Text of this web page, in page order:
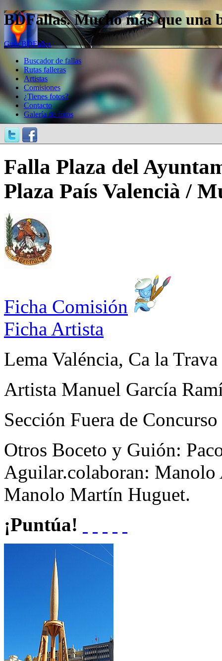
BDFallas. Mucho más que una
Guía BDFallas
Buscador de fallas
Rutas falleras
Artistas
Comisiones
¿Tienes fotos?
Contacto
Galería de fotos
Falla Plaza del
Plaza País Valencià /
Ficha Comisión
Ficha Artista
Lema Valéncia, Ca la Trava
Artista Manuel García
Sección Fuera de Concurso
Otros Boceto y Guión:
Aguilar.colaboran:
Manolo Martín Huguet.
¡Puntúa!